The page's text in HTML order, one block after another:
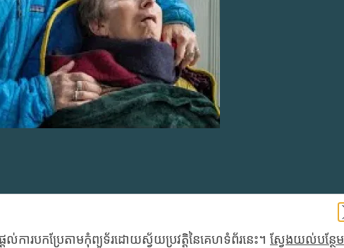
ារបកប្រែតាមកុំព្យូទ័រដោយស្វ័យប្រវត្តិនៃគេហទំព័រនេះ។ ស្វែងយល់បន្ថែម